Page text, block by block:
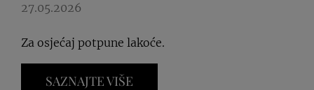
27.05.2026
Za osjećaj potpune lakoće.
SAZNAJTE VIŠE